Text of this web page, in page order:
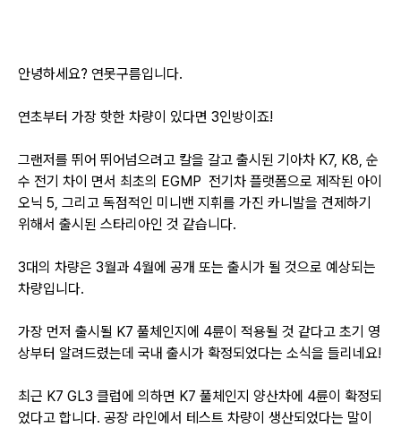
안녕하세요? 연못구름입니다.
연초부터 가장 핫한 차량이 있다면 3인방이죠!
그랜저를 뛰어 뛰어넘으려고 칼을 갈고 출시된 기아차 K7, K8, 순
수 전기 차이 면서 최초의 EGMP 전기차 플랫폼으로 제작된 아이
오닉 5, 그리고 독점적인 미니밴 지휘를 가진 카니발을 견제하기
위해서 출시된 스타리아인 것 같습니다.
3대의 차량은 3월과 4월에 공개 또는 출시가 될 것으로 예상되는
차량입니다.
가장 먼저 출시될 K7 풀체인지에 4륜이 적용될 것 같다고 초기 영
상부터 알려드렸는데 국내 출시가 확정되었다는 소식을 들리네요!
최근 K7 GL3 클럽에 의하면 K7 풀체인지 양산차에 4륜이 확정되
었다고 합니다. 공장 라인에서 테스트 차량이 생산되었다는 말이